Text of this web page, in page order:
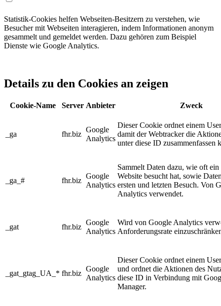
Statistik-Cookies helfen Webseiten-Besitzern zu verstehen, wie
Besucher mit Webseiten interagieren, indem Informationen anonym
gesammelt und gemeldet werden. Dazu gehören zum Beispiel
Dienste wie Google Analytics.
Details zu den Cookies an zeigen
Cookie-Name Server Anbieter Zweck
_ga fhr.biz
Google
Analytics
Dieser Cookie ordnet einem
damit der Webtracker die
unter diese ID zusammenfassen
_ga_# fhr.biz
Google
Analytics
Sammelt Daten dazu, wie oft
Website besucht hat, sowie
ersten und letzten Besuch. Von
Analytics verwendet.
_gat fhr.biz
Google
Analytics
Wird von Google Analytics
Anforderungsrate
_gat_gtag_UA_* fhr.biz
Google
Analytics
Dieser Cookie ordnet einem
und ordnet die Aktionen des
diese ID in Verbindung mit
Manager.